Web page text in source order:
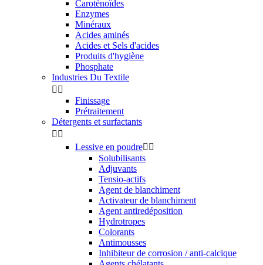
Caroténoïdes
Enzymes
Minéraux
Acides aminés
Acides et Sels d'acides
Produits d'hygiène
Phosphate
Industries Du Textile
 
Finissage
Prétraitement
Détergents et surfactants
 
Lessive en poudre 
Solubilisants
Adjuvants
Tensio-actifs
Agent de blanchiment
Activateur de blanchiment
Agent antiredéposition
Hydrotropes
Colorants
Antimousses
Inhibiteur de corrosion / anti-calcique